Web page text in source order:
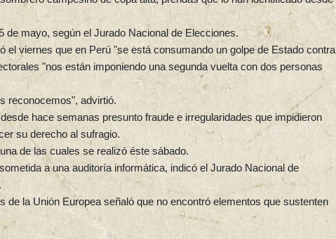
de mayo, según el Jurado Nacional de Elecciones.
el viernes que en Perú "se está consumando un golpe de Estado contra
"nos están imponiendo una segunda vuelta con dos personas
reconocemos", advirtió.
hace semanas presunto fraude e irregularidades que impidieron
su derecho al sufragio.
de las cuales se realizó éste sábado.
a una auditoría informática, indicó el Jurado Nacional de
de la Unión Europea señaló que no encontró elementos que sustenten